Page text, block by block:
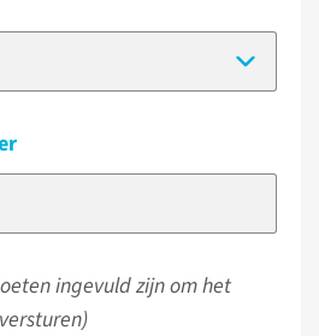
ingevuld zijn om het